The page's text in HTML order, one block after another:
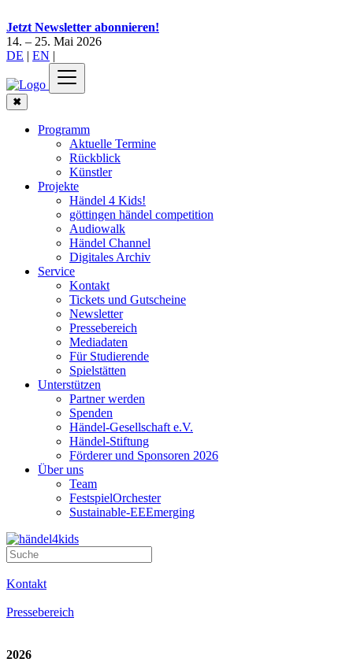
Jetzt Newsletter abonnieren!
14. – 25. Mai 2026
DE | EN |
✖
Programm
Aktuelle Termine
Rückblick
Künstler
Projekte
Händel 4 Kids!
göttingen händel competition
Audiowalk
Händel Channel
Digitales Archiv
Service
Kontakt
Tickets und Gutscheine
Newsletter
Pressebereich
Mediadaten
Für Studierende
Spielstätten
Unterstützen
Partner werden
Spenden
Händel-Gesellschaft e.V.
Händel-Stiftung
Förderer und Sponsoren 2026
Über uns
Team
FestspielOrchester
Sustainable-EEEmerging
Kontakt
Pressebereich
2026